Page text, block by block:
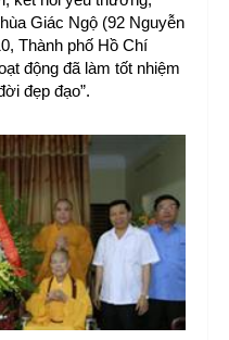
Giác Ngộ (92 Nguyễn
Thành phố Hồ Chí
động đã làm tốt nhiệm
đẹp đạo”.